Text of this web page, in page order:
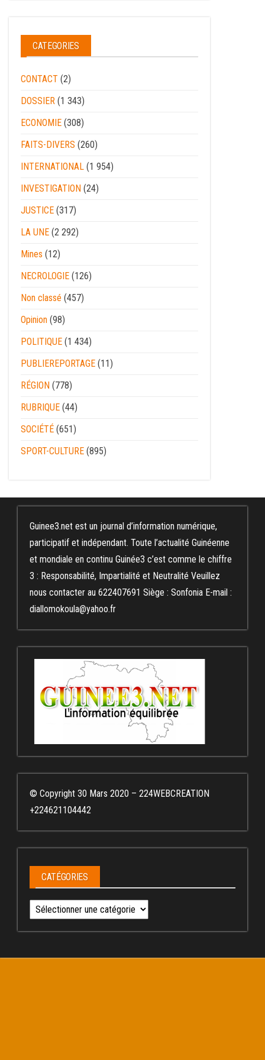
CATEGORIES
CONTACT (2)
DOSSIER (1 343)
ECONOMIE (308)
FAITS-DIVERS (260)
INTERNATIONAL (1 954)
INVESTIGATION (24)
JUSTICE (317)
LA UNE (2 292)
Mines (12)
NECROLOGIE (126)
Non classé (457)
Opinion (98)
POLITIQUE (1 434)
PUBLIEREPORTAGE (11)
RÉGION (778)
RUBRIQUE (44)
SOCIÉTÉ (651)
SPORT-CULTURE (895)
Guinee3.net est un journal d’information numérique,
participatif et indépendant. Toute l’actualité Guinéenne
et mondiale en continu Guinée3 c’est comme le chiffre
3 : Responsabilité, Impartialité et Neutralité Veuillez
nous contacter au 622407691 Siège : Sonfonia E-mail :
diallomokoula@yahoo.fr
© Copyright 30 Mars 2020 – 224WEBCREATION
+224621104442
CATÉGORIES
Catégories